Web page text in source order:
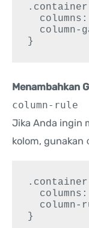
}
Menambahkan
column-rule
Jika Anda ingin
kolom, gunakan
}